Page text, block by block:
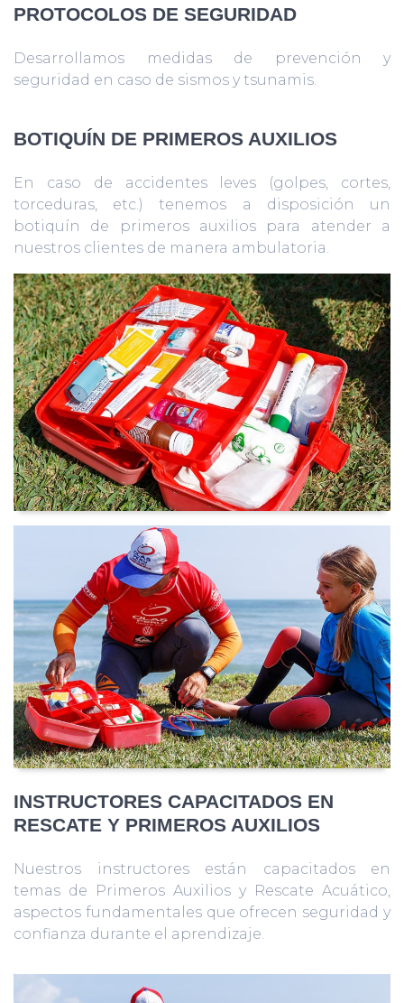
PROTOCOLOS DE SEGURIDAD
Desarrollamos medidas de prevención y
seguridad en caso de sismos y tsunamis.
BOTIQUÍN DE PRIMEROS AUXILIOS
En caso de accidentes leves (golpes, cortes,
torceduras, etc.) tenemos a disposición un
botiquín de primeros auxilios para atender a
nuestros clientes de manera ambulatoria.
INSTRUCTORES CAPACITADOS EN
RESCATE Y PRIMEROS AUXILIOS
Nuestros instructores están capacitados en
temas de Primeros Auxilios y Rescate Acuático,
aspectos fundamentales que ofrecen seguridad y
confianza durante el aprendizaje.